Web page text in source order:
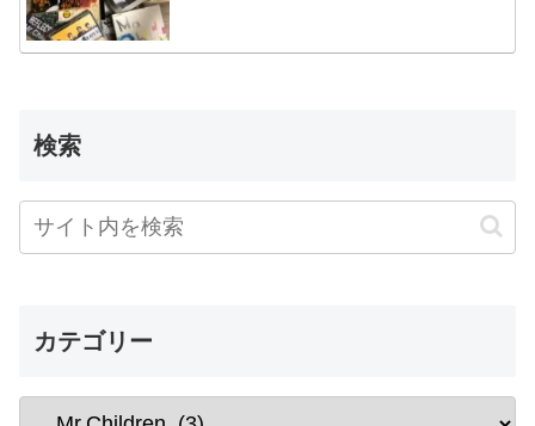
検索
カテゴリー